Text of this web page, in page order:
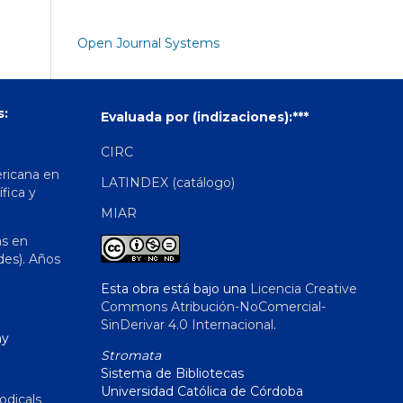
Open Journal Systems
en
y
en
Años
Evaluada por (indizaciones):***
CIRC
LATINDEX (catálogo)
MIAR
Esta obra está bajo una Licencia Creative
Commons Atribución-NoComercial-
SinDerivar 4.0 Internacional.
Stromata
Sistema de Bibliotecas
Universidad Católica de Córdoba